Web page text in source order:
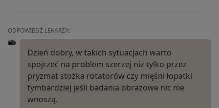
ODPOWIEDŹ LEKARZA:
Dzień dobry, w takich sytuacjach warto
spojrzeć na problem szerzej niż tylko przez
pryzmat stożka rotatorów czy mięśni łopatki
tymbardziej jeśli badania obrazowe nic nie
wnoszą.